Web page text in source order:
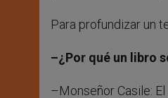
Para profundizar un
–¿Por qué un libro
–Monseñor Casile: